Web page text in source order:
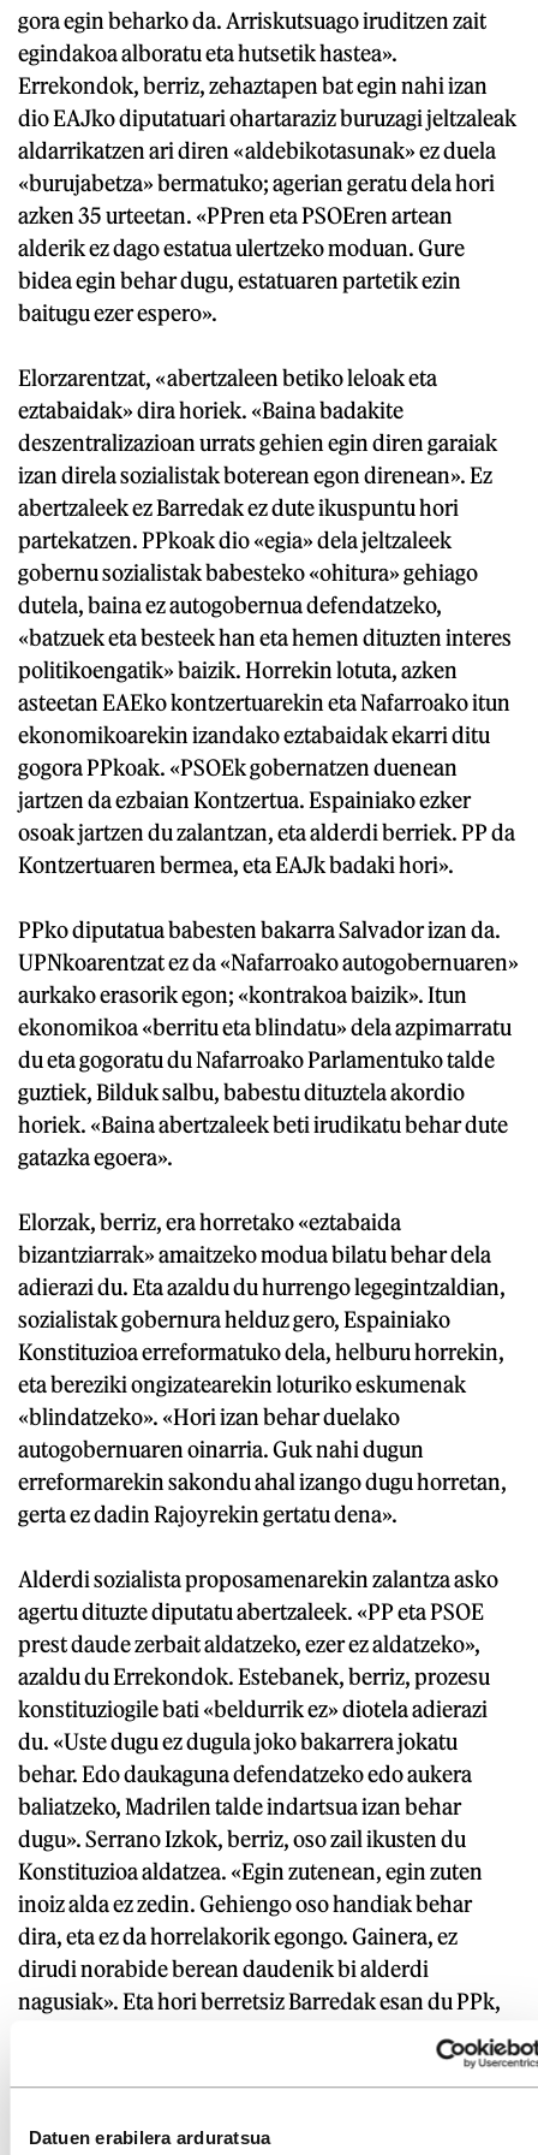
Datuen erabilera arduratsua
gora egin beharko da. Arriskutsuago iruditzen zait
egindakoa alboratu eta hutsetik hastea».
Errekondok, berriz, zehaztapen bat egin nahi izan
dio EAJko diputatuari ohartaraziz buruzagi jeltzaleak
aldarrikatzen ari diren «aldebikotasunak» ez duela
«burujabetza» bermatuko; agerian geratu dela hori
azken 35 urteetan. «PPren eta PSOEren artean
alderik ez dago estatua ulertzeko moduan. Gure
bidea egin behar dugu, estatuaren partetik ezin
baitugu ezer espero».
Elorzarentzat, «abertzaleen betiko leloak eta
eztabaidak» dira horiek. «Baina badakite
deszentralizazioan urrats gehien egin diren garaiak
izan direla sozialistak boterean egon direnean». Ez
abertzaleek ez Barredak ez dute ikuspuntu hori
partekatzen. PPkoak dio «egia» dela jeltzaleek
gobernu sozialistak babesteko «ohitura» gehiago
dutela, baina ez autogobernua defendatzeko,
«batzuek eta besteek han eta hemen dituzten interes
politikoengatik» baizik. Horrekin lotuta, azken
asteetan EAEko kontzertuarekin eta Nafarroako itun
ekonomikoarekin izandako eztabaidak ekarri ditu
gogora PPkoak. «PSOEk gobernatzen duenean
jartzen da ezbaian Kontzertua. Espainiako ezker
osoak jartzen du zalantzan, eta alderdi berriek. PP da
Kontzertuaren bermea, eta EAJk badaki hori».
PPko diputatua babesten bakarra Salvador izan da.
UPNkoarentzat ez da «Nafarroako autogobernuaren»
aurkako erasorik egon; «kontrakoa baizik». Itun
ekonomikoa «berritu eta blindatu» dela azpimarratu
du eta gogoratu du Nafarroako Parlamentuko talde
guztiek, Bilduk salbu, babestu dituztela akordio
horiek. «Baina abertzaleek beti irudikatu behar dute
gatazka egoera».
Elorzak, berriz, era horretako «eztabaida
bizantziarrak» amaitzeko modua bilatu behar dela
adierazi du. Eta azaldu du hurrengo legegintzaldian,
sozialistak gobernura helduz gero, Espainiako
Konstituzioa erreformatuko dela, helburu horrekin,
eta bereziki ongizatearekin loturiko eskumenak
«blindatzeko». «Hori izan behar duelako
autogobernuaren oinarria. Guk nahi dugun
erreformarekin sakondu ahal izango dugu horretan,
gerta ez dadin Rajoyrekin gertatu dena».
Alderdi sozialista proposamenarekin zalantza asko
agertu dituzte diputatu abertzaleek. «PP eta PSOE
prest daude zerbait aldatzeko, ezer ez aldatzeko»,
azaldu du Errekondok. Estebanek, berriz, prozesu
konstituziogile bati «beldurrik ez» diotela adierazi
du. «Uste dugu ez dugula joko bakarrera jokatu
behar. Edo daukaguna defendatzeko edo aukera
baliatzeko, Madrilen talde indartsua izan behar
dugu». Serrano Izkok, berriz, oso zail ikusten du
Konstituzioa aldatzea. «Egin zutenean, egin zuten
inoiz alda ez zedin. Gehiengo oso handiak behar
dira, eta ez da horrelakorik egongo. Gainera, ez
dirudi norabide berean daudenik bi alderdi
nagusiak». Eta hori berretsiz Barredak esan du PPk,
gobernuan jarraituz gero, ez duela konstituzioa
aldatuko. «Egonkortasun soziala eta ekonomikoa
bermatzeko ez dira ukitu behar elkarbizitza arautzen
duten markoak».